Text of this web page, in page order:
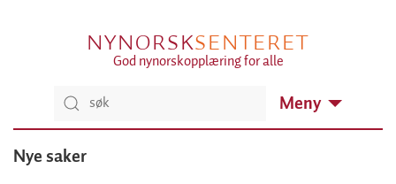
NYNORSKSENTERET
God nynorskopplæring for alle
Meny
Nye saker